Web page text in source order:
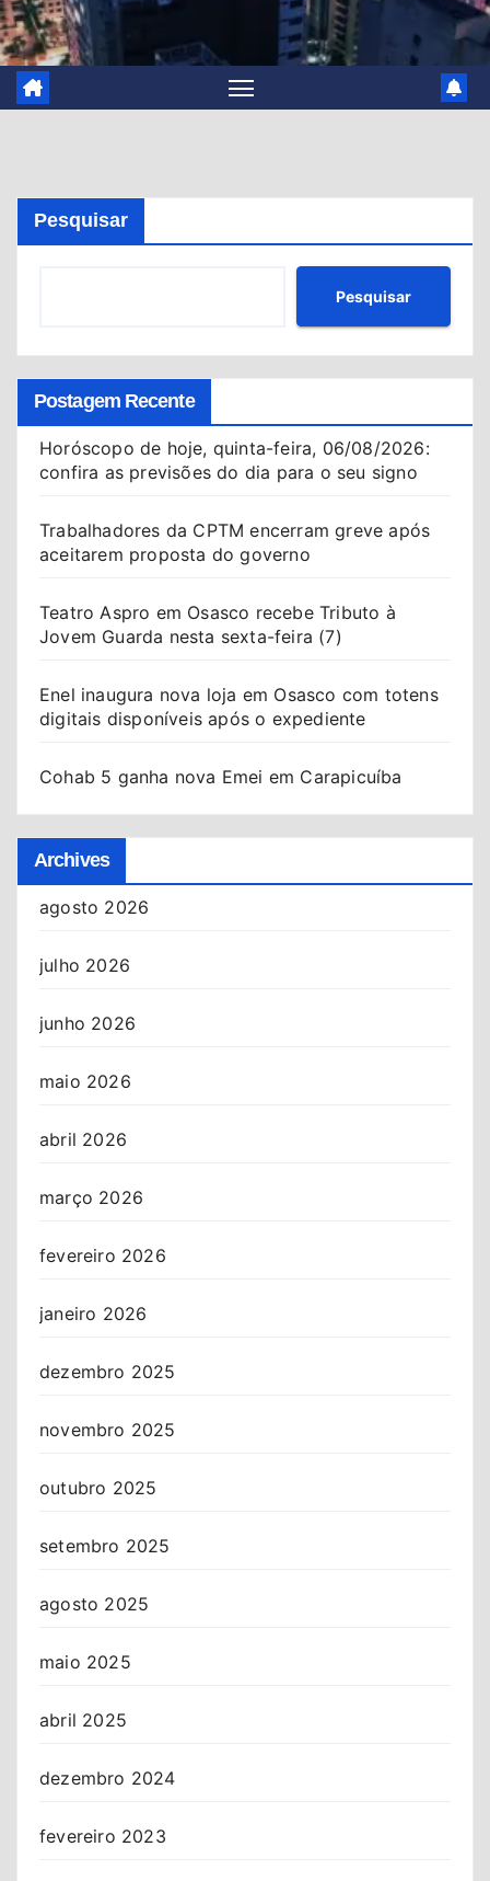
Pesquisar
Pesquisar
Postagem Recente
Horóscopo de hoje, quinta-feira, 06/08/2026:
confira as previsões do dia para o seu signo
Trabalhadores da CPTM encerram greve após
aceitarem proposta do governo
Teatro Aspro em Osasco recebe Tributo à
Jovem Guarda nesta sexta-feira (7)
Enel inaugura nova loja em Osasco com totens
digitais disponíveis após o expediente
Cohab 5 ganha nova Emei em Carapicuíba
Archives
agosto 2026
julho 2026
junho 2026
maio 2026
abril 2026
março 2026
fevereiro 2026
janeiro 2026
dezembro 2025
novembro 2025
outubro 2025
setembro 2025
agosto 2025
maio 2025
abril 2025
dezembro 2024
fevereiro 2023